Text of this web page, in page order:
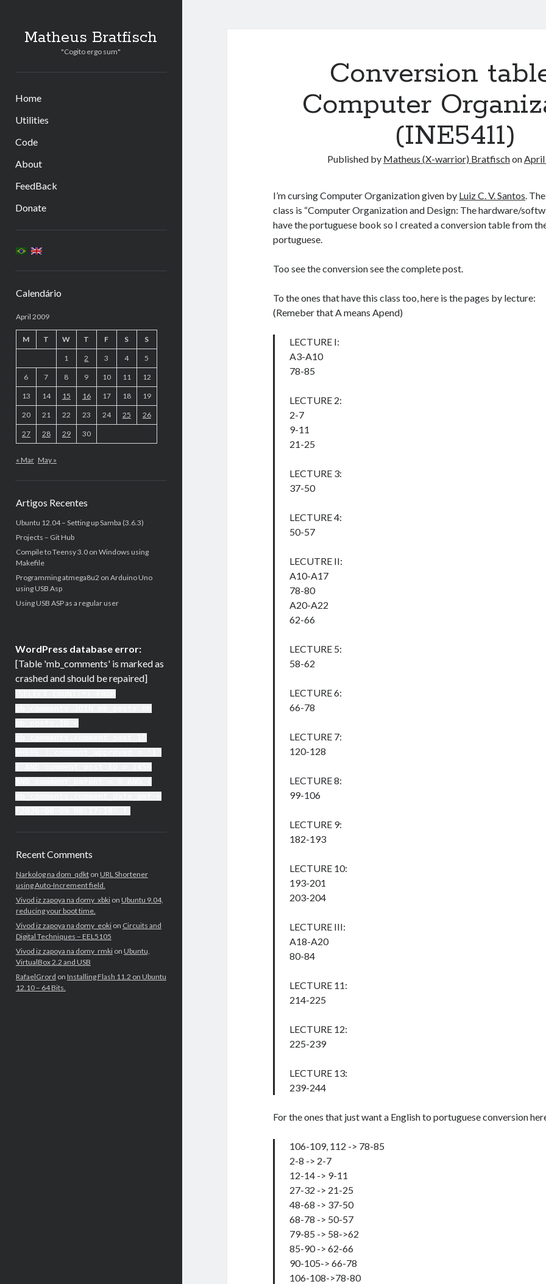
Matheus Bratfisch
"Cogito ergo sum"
Home
Utilities
Code
About
FeedBack
Donate
Calendário
April 2009
M T W T F S S
1 2 3 4 5
6 7 8 9 10 11 12
13 14 15 16 17 18 19
20 21 22 23 24 25 26
27 28 29 30
« Mar May »
Artigos Recentes
Ubuntu 12.04 – Setting up Samba (3.6.3)
Projects – Git Hub
Compile to Teensy 3.0 on Windows using
Makefile
Programming atmega8u2 on Arduino Uno
using USB Asp
Using USB ASP as a regular user
WordPress database error:
[Table 'mb_comments' is marked as
crashed and should be repaired]
Recent Comments
Narkolog na dom_qdkton URL Shortener
using Auto-Increment field.
Vivod iz zapoya na domy_xbkion Ubuntu 9.04,
reducing your boot time.
Vivod iz zapoya na domy_eokion Circuits and
Digital Techniques – EEL5105
Vivod iz zapoya na domy_rmkion Ubuntu,
VirtualBox 2.2 and USB
RafaelGrord on Installing Flash 11.2 on Ubuntu
12.10 – 64 Bits.
Conversion
Computer
(INE5411)
Published by Matheus (X-warrior) BratfischonApril
I’m cursing Computer Organization given by Luiz C. V. Santos.
class is “Computer Organization and Design: The hardware/
have the portuguese book so I created a conversion table from
portuguese.
Too see the conversion see the complete post.
To the ones that have this class too, here is the pages by lecture:
(Remeber that A means Apend)
LECTURE I:
A3-A10
78-85
LECTURE 2:
2-7
9-11
21-25
LECTURE 3:
37-50
LECTURE 4:
50-57
LECUTRE II:
A10-A17
78-80
A20-A22
62-66
LECTURE 5:
58-62
LECTURE 6:
66-78
LECTURE 7:
120-128
LECTURE 8:
99-106
LECTURE 9:
182-193
LECTURE 10:
193-201
203-204
LECTURE III:
A18-A20
80-84
LECTURE 11:
214-225
LECTURE 12:
225-239
LECTURE 13:
239-244
For the ones that just want a English to portuguese conversion
106-109, 112 -> 78-85
2-8 -> 2-7
12-14 -> 9-11
27-32 -> 21-25
48-68 -> 37-50
68-78 -> 50-57
79-85 -> 58->62
85-90 -> 62-66
90-105-> 66-78
106-108->78-80